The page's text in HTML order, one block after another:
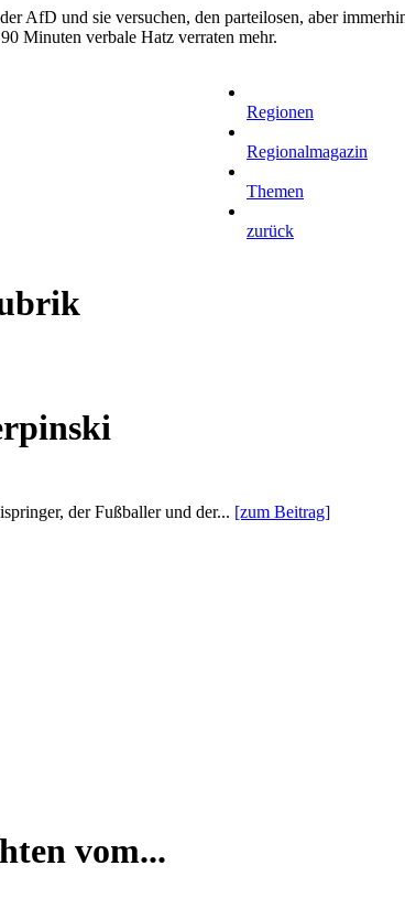
AfD und sie versuchen, den parteilosen, aber
Minuten verbale Hatz verraten mehr.
Regionen
Regionalmagazin
Themen
zurück
der Fußballer und der... [zum Beitrag]
vom...